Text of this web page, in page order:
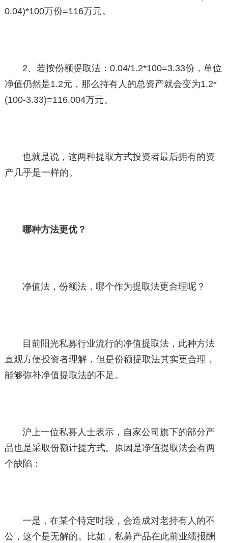
0.04)*100万份=116万元。
2、若按份额提取法：0.04/1.2*100=3.33份，单位
净值仍然是1.2元，那么持有人的总资产就会变为1.2*
(100-3.33)=116.004万元。
也就是说，这两种提取方式投资者最后拥有的资
产几乎是一样的。
哪种方法更优？
净值法，份额法，哪个作为提取法更合理呢？
目前阳光私募行业流行的净值提取法，此种方法
直观方便投资者理解，但是份额提取法其实更合理，
能够弥补净值提取法的不足。
沪上一位私募人士表示，自家公司旗下的部分产
品也是采取份额计提方式。原因是净值提取法会有两
个缺陷：
一是，在某个特定时段，会造成对老持有人的不
公，这个是无解的。比如，私募产品在此前业绩报酬